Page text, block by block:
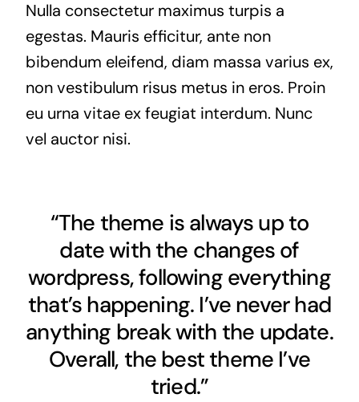
Nulla consectetur maximus turpis a
egestas. Mauris efficitur, ante non
bibendum eleifend, diam massa varius ex,
non vestibulum risus metus in eros. Proin
eu urna vitae ex feugiat interdum. Nunc
vel auctor nisi.
“The theme is always up to
date with the changes of
wordpress, following everything
that’s happening. I’ve never had
anything break with the update.
Overall, the best theme I’ve
tried.”